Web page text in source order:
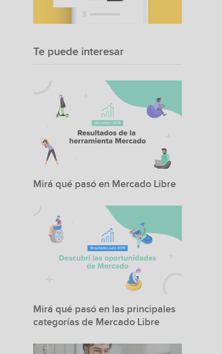
Te puede interesar
Mirá qué pasó en Mercado Libre
Mirá qué pasó en las principales
categorías de Mercado Libre